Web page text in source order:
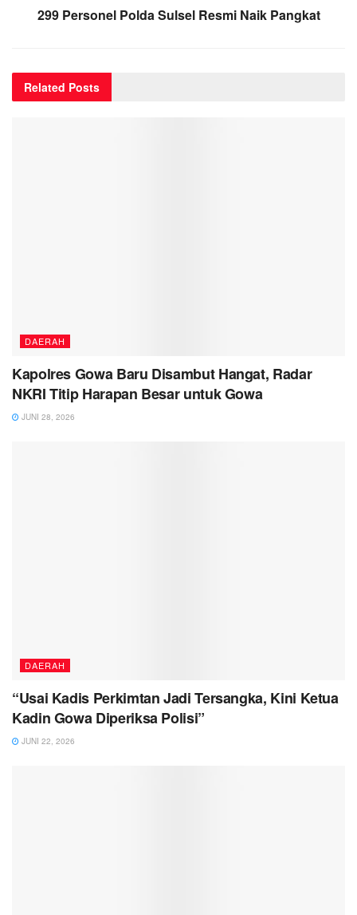
299 Personel Polda Sulsel Resmi Naik Pangkat
Related Posts
DAERAH
Kapolres Gowa Baru Disambut Hangat, Radar
NKRI Titip Harapan Besar untuk Gowa
JUNI 28, 2026
DAERAH
“Usai Kadis Perkimtan Jadi Tersangka, Kini Ketua
Kadin Gowa Diperiksa Polisi”
JUNI 22, 2026